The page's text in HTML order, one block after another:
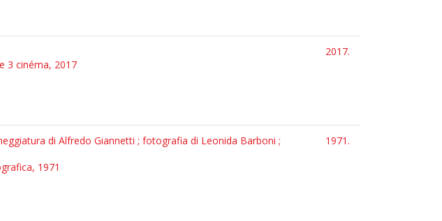
3 cinéma, 2017
2017.
di Alfredo Giannetti ; fotografia di Leonida Barboni ;
1971
1971.